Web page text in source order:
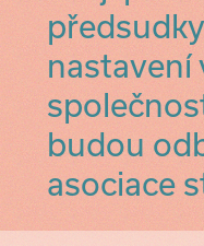
nastavení
budou
asociace